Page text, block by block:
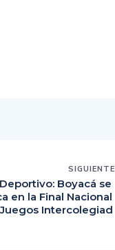
SIGUIENTE
Boyacá se
en la Final Nacional
Intercolegiad